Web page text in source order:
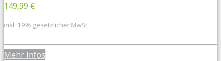
149,99 €
inkl. 19% gesetzlicher MwSt.
Mehr Infos